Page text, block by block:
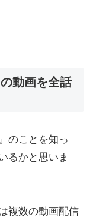
動画を全話
のことを知っ
るかと思いま
複数の動画配信